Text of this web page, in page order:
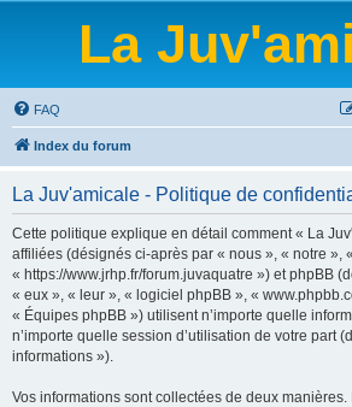
La
FAQ
Index du forum
La Juv'amicale - Politique de
Cette politique explique en détail comment « La
affiliées (désignés ci-après par « nous », « notre »,
« https://www.jrhp.fr/forum.juvaquatre ») et phpBB
« eux », « leur », « logiciel phpBB », «
« Équipes phpBB ») utilisent n’importe quelle
n’importe quelle session d’utilisation de votre part
informations »).
Vos informations sont collectées de deux manières.